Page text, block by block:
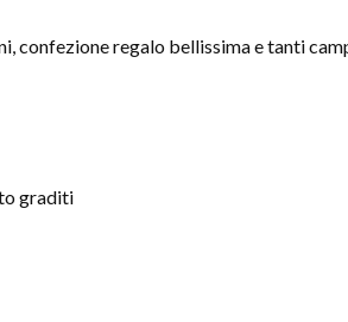
confezione regalo bellissima e tanti
graditi